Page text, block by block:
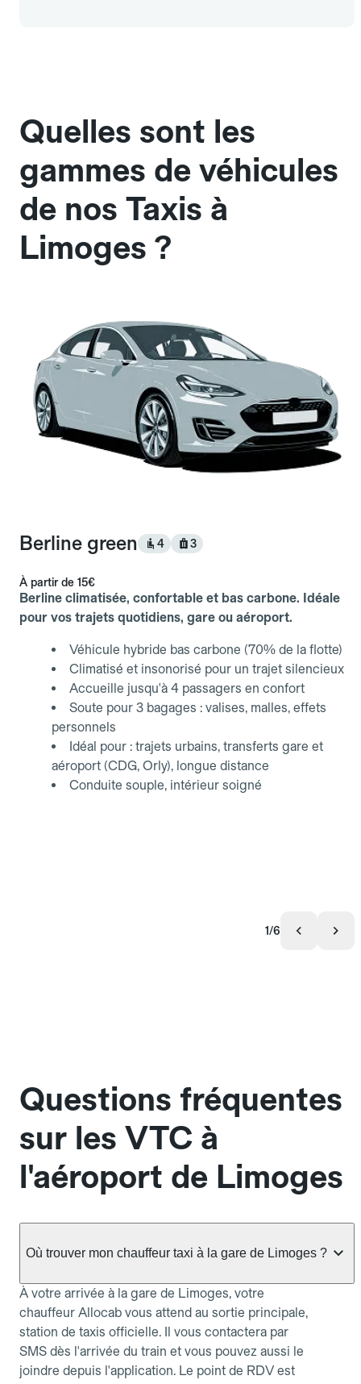
Quelles sont les
gammes de véhicules
de nos Taxis à
Limoges ?
Berline green 4 3
À partir de 15€
Berline climatisée, confortable et bas carbone. Idéale
pour vos trajets quotidiens, gare ou aéroport.
Véhicule hybride bas carbone (70% de la flotte)
Climatisé et insonorisé pour un trajet silencieux
Accueille jusqu'à 4 passagers en confort
Soute pour 3 bagages : valises, malles, effets
personnels
Idéal pour : trajets urbains, transferts gare et
aéroport (CDG, Orly), longue distance
Conduite souple, intérieur soigné
1/6
Questions fréquentes
sur les VTC à
l'aéroport de Limoges
Où trouver mon chauffeur taxi à la gare de Limoges ?
À votre arrivée à la gare de Limoges, votre
chauffeur Allocab vous attend au sortie principale,
station de taxis officielle. Il vous contactera par
SMS dès l'arrivée du train et vous pouvez aussi le
joindre depuis l'application. Le point de RDV est